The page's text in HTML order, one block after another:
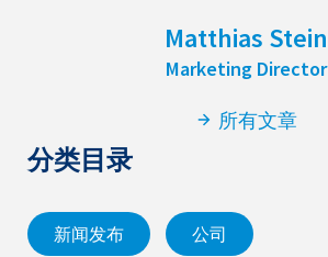
Matthias Stein
Marketing Director
所有文章
分类目录
新闻发布 公司